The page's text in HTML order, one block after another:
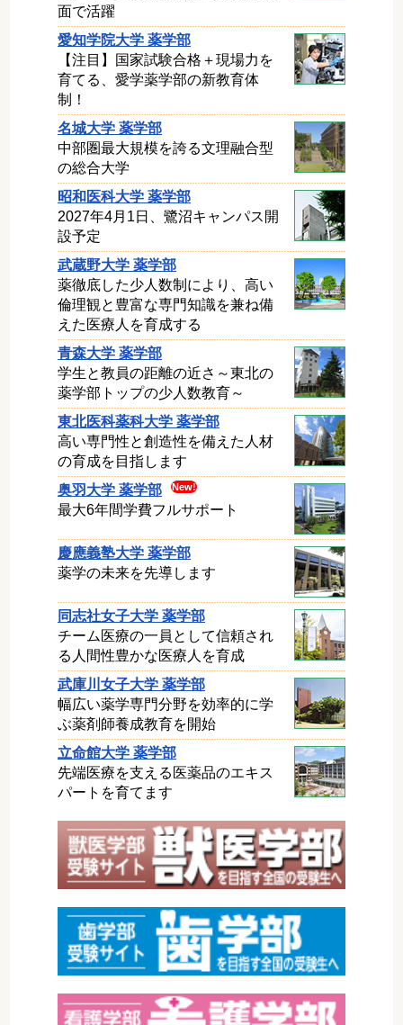
面で活躍
愛知学院大学 薬学部
【注目】国家試験合格＋現場力を
育てる、愛学薬学部の新教育体
制！
名城大学 薬学部
中部圏最大規模を誇る文理融合型
の総合大学
昭和医科大学 薬学部
2027年4月1日、鷺沼キャンパス開
設予定
武蔵野大学 薬学部
薬徹底した少人数制により、高い
倫理観と豊富な専門知識を兼ね備
えた医療人を育成する
青森大学 薬学部
学生と教員の距離の近さ～東北の
薬学部トップの少人数教育～
東北医科薬科大学 薬学部
高い専門性と創造性を備えた人材
の育成を目指します
奥羽大学 薬学部
最大6年間学費フルサポート
慶應義塾大学 薬学部
薬学の未来を先導します
同志社女子大学 薬学部
チーム医療の一員として信頼され
る人間性豊かな医療人を育成
武庫川女子大学 薬学部
幅広い薬学専門分野を効率的に学
ぶ薬剤師養成教育を開始
立命館大学 薬学部
先端医療を支える医薬品のエキス
パートを育てます